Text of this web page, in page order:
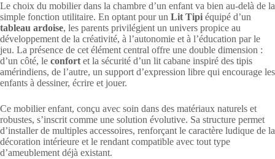
Le choix du mobilier dans la chambre d’un enfant va bien au-delà de la
simple fonction utilitaire. En optant pour un Lit Tipi équipé d’un
tableau ardoise, les parents privilégient un univers propice au
développement de la créativité, à l’autonomie et à l’éducation par le
jeu. La présence de cet élément central offre une double dimension :
d’un côté, le confort et la sécurité d’un lit cabane inspiré des tipis
amérindiens, de l’autre, un support d’expression libre qui encourage les
enfants à dessiner, écrire et jouer.
Ce mobilier enfant, conçu avec soin dans des matériaux naturels et
robustes, s’inscrit comme une solution évolutive. Sa structure permet
d’installer de multiples accessoires, renforçant le caractère ludique de la
décoration intérieure et le rendant compatible avec tout type
d’ameublement déjà existant.